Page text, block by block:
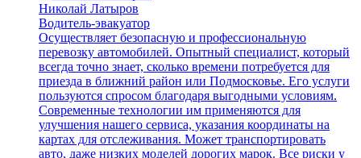
Николай Латыров
Водитель-эвакуатор
Осуществляет безопасную и профессиональную
перевозку автомобилей. Опытный специалист, который
всегда точно знает, сколько времени потребуется для
приезда в ближний район или Подмосковье. Его услуги
пользуются спросом благодаря выгодными условиям.
Современные технологии им применяются для
улучшения нашего сервиса, указания координаты на
картах для отслеживания. Может транспортировать
авто, даже низких моделей дорогих марок. Все риски у